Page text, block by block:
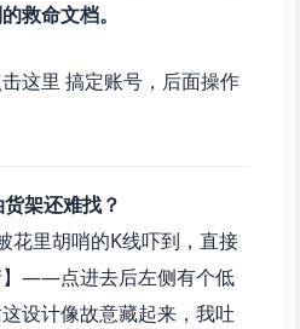
救命文档。
击这里 搞定账号，后面操作
架还难找？
花里胡哨的K线吓到，直接
】——点进去后左侧有个低
设计像故意藏起来，我吐